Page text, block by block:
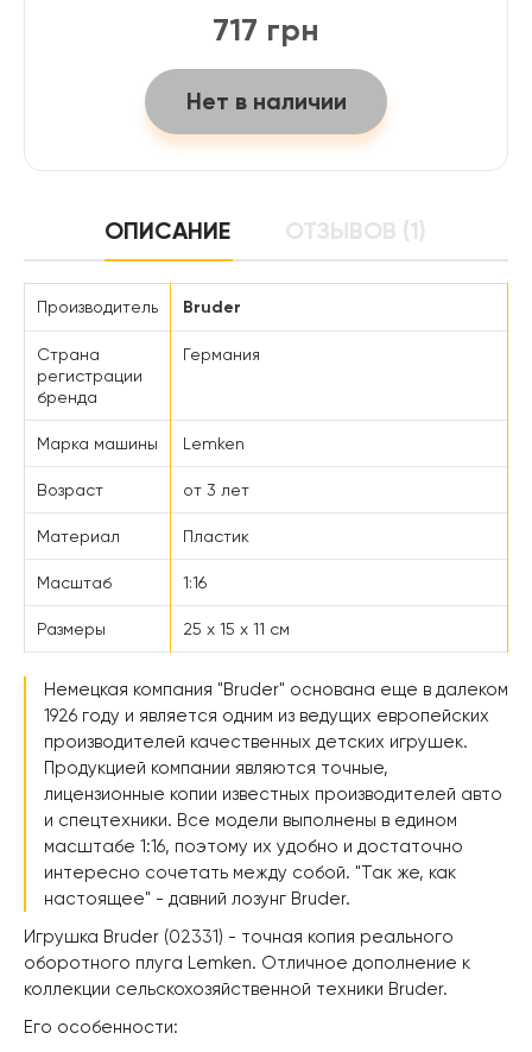
717 грн
Нет в наличии
ОПИСАНИЕ ОТЗЫВОВ (1)
Производитель Bruder
Страна
регистрации
бренда
Германия
Марка машины Lemken
Возраст от 3 лет
Материал Пластик
Масштаб 1:16
Размеры 25 х 15 х 11 см
Немецкая компания "Bruder" основана еще в далеком
1926 году и является одним из ведущих европейских
производителей качественных детских игрушек.
Продукцией компании являются точные,
лицензионные копии известных производителей авто
и спецтехники. Все модели выполнены в едином
масштабе 1:16, поэтому их удобно и достаточно
интересно сочетать между собой. "Так же, как
настоящее" - давний лозунг Bruder.
Игрушка Bruder (02331) - точная копия реального
оборотного плуга Lemken. Отличное дополнение к
коллекции сельскохозяйственной техники Bruder.
Его особенности: